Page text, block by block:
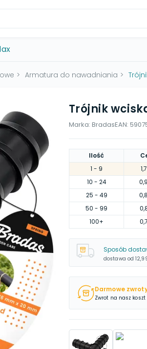
> Armatura do nawadniania >
Trójnik
Marka: BradasEAN:
Ilość
1 - 9
10 - 24
25 - 49
50 - 99
100+
Sposób
dostawa od
Darmowe
Zwrot na nasz